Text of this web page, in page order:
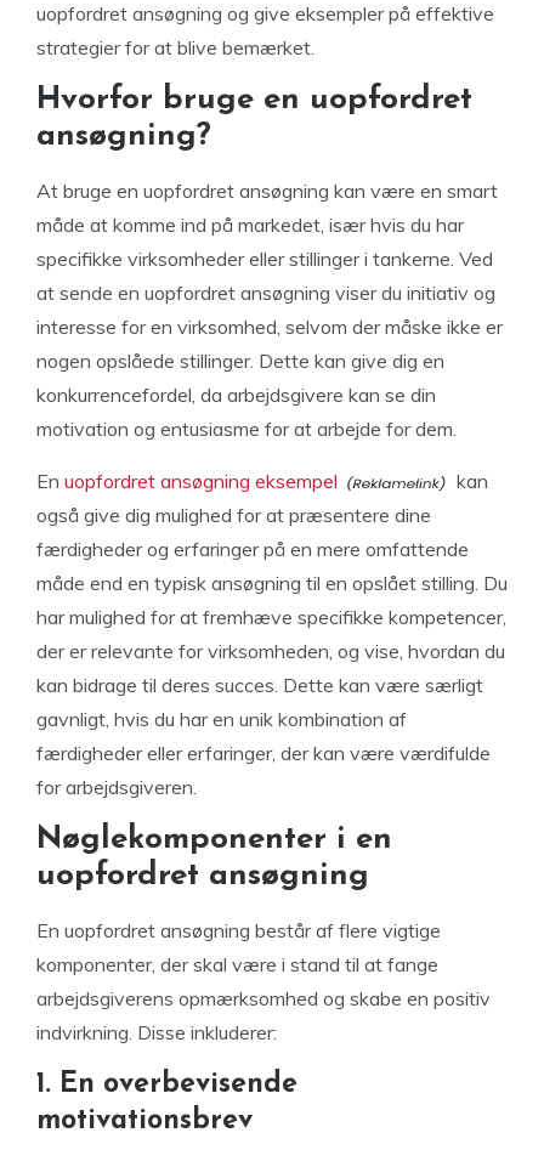
uopfordret ansøgning og give eksempler på effektive
strategier for at blive bemærket.
Hvorfor bruge en uopfordret
ansøgning?
At bruge en uopfordret ansøgning kan være en smart
måde at komme ind på markedet, især hvis du har
specifikke virksomheder eller stillinger i tankerne. Ved
at sende en uopfordret ansøgning viser du initiativ og
interesse for en virksomhed, selvom der måske ikke er
nogen opslåede stillinger. Dette kan give dig en
konkurrencefordel, da arbejdsgivere kan se din
motivation og entusiasme for at arbejde for dem.
En uopfordret ansøgning eksempel
kan
også give dig mulighed for at præsentere dine
færdigheder og erfaringer på en mere omfattende
måde end en typisk ansøgning til en opslået stilling. Du
har mulighed for at fremhæve specifikke kompetencer,
der er relevante for virksomheden, og vise, hvordan du
kan bidrage til deres succes. Dette kan være særligt
gavnligt, hvis du har en unik kombination af
færdigheder eller erfaringer, der kan være værdifulde
for arbejdsgiveren.
Nøglekomponenter i en
uopfordret ansøgning
En uopfordret ansøgning består af flere vigtige
komponenter, der skal være i stand til at fange
arbejdsgiverens opmærksomhed og skabe en positiv
indvirkning. Disse inkluderer:
1. En overbevisende
motivationsbrev